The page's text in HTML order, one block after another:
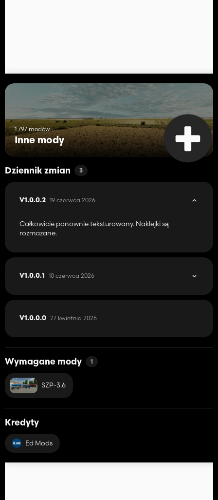
1 797 modów
Inne mody
Dziennik zmian 3
V1.0.0.2 19 czerwca 2026
Całkowicie ponownie teksturowany. Naklejki są
rozmazane.
V1.0.0.1 10 czerwca 2026
V1.0.0.0 27 kwietnia 2026
Wymagane mody 1
SZP-3.6
Kredyty
Ed Mods